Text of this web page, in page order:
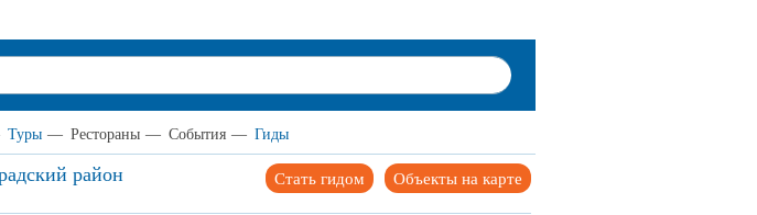
Туры — Рестораны — События — Гиды
район Объекты на карте
Стать гидом